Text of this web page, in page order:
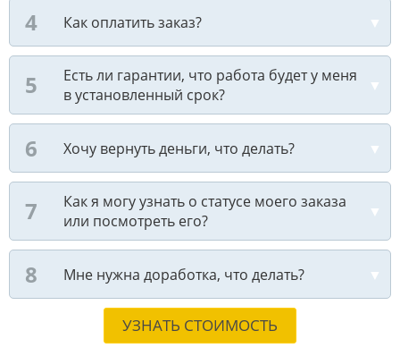
Как оплатить заказ?
Есть ли гарантии, что работа будет у меня
в установленный срок?
Хочу вернуть деньги, что делать?
Как я могу узнать о статусе моего заказа
или посмотреть его?
Мне нужна доработка, что делать?
УЗНАТЬ СТОИМОСТЬ